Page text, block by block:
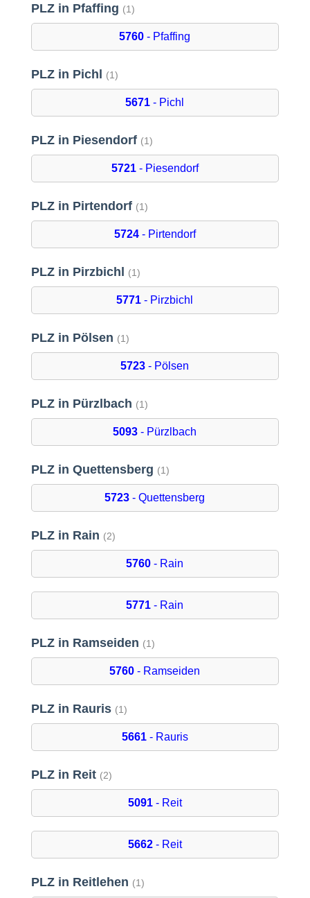
PLZ in Pfaffing (1)
5760 - Pfaffing
PLZ in Pichl (1)
5671 - Pichl
PLZ in Piesendorf (1)
5721- Piesendorf
PLZ in Pirtendorf (1)
5724- Pirtendorf
PLZ in Pirzbichl (1)
5771 - Pirzbichl
PLZ in Pölsen (1)
5723 - Pölsen
PLZ in Pürzlbach (1)
5093 - Pürzlbach
PLZ in Quettensberg (1)
5723 - Quettensberg
PLZ in Rain (2)
5760 - Rain
5771 - Rain
PLZ in Ramseiden (1)
5760 - Ramseiden
PLZ in Rauris (1)
5661- Rauris
PLZ in Reit (2)
5091- Reit
5662- Reit
PLZ in Reitlehen (1)